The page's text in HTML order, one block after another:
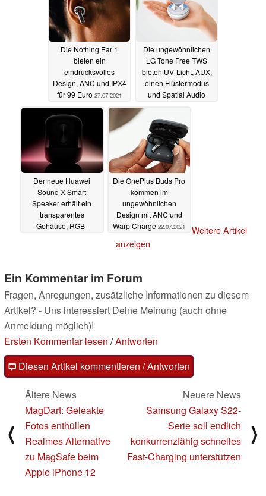
Die Nothing Ear 1
bieten ein
eindrucksvolles
Design, ANC und IPX4
für 99 Euro 27.07.2021
Die ungewöhnlichen
LG Tone Free TWS
bieten UV-Licht, AUX,
einen Flüstermodus
und Spatial Audio
Der neue Huawei
Sound X Smart
Speaker erhält ein
transparentes
Gehäuse, RGB-
Die OnePlus Buds Pro
kommen im
ungewöhnlichen
Design mit ANC und
Warp Charge 22.07.2021
Weitere Artikel
anzeigen
Ein Kommentar im Forum
Fragen, Anregungen, zusätzliche Informationen zu diesem
Artikel? - Uns interessiert Deine Meinung (auch ohne
Anmeldung möglich)!
Ersten Kommentar lesen /Antworten
Diesen Artikel kommentieren / Antworten
⟨
Ältere News
MagDart: Geleakte
Fotos enthüllen
Realmes Alternative
zu MagSafe beim
Apple iPhone 12
Neuere News
Samsung Galaxy S22-
Serie soll endlich
konkurrenzfähig schnelles
Fast-Charging unterstützen
⟩